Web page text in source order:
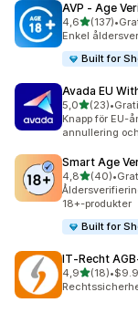
AVP ‑ Age
4,6av 5(137)
137 •
Enkel
Built for
Avada EU
5,0av 5 stjärnor
(23)
23 •
Knapp för EU-
annullering
Smart Age
4,8av 5(40)
40 •
18+-produkter
Built for
IT‑Recht
4,9av 5 stjärnor
(18)
18 •